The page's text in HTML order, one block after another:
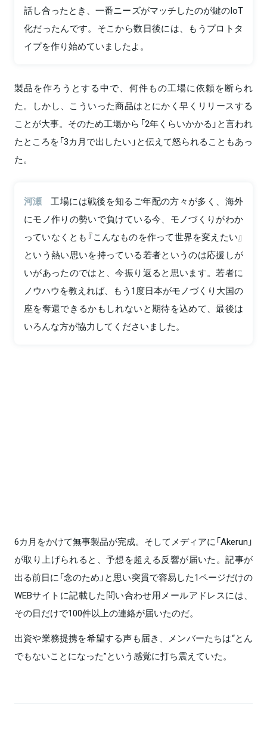
話し合ったとき、一番ニーズがマッチしたのが鍵のIoT
化だったんです。そこから数日後には、もうプロトタ
イプを作り始めていましたよ。
製品を作ろうとする中で、何件もの工場に依頼を断られ
た。しかし、こういった商品はとにかく早くリリースする
ことが大事。そのため工場から「2年くらいかかる」と言われ
たところを「3カ月で出したい」と伝えて怒られることもあっ
た。
河瀬
工場には戦後を知るご年配の方々が多く、海外
にモノ作りの勢いで負けている今、モノづくりがわか
っていなくとも『こんなものを作って世界を変えたい』
という熱い思いを持っている若者というのは応援しが
いがあったのではと、今振り返ると思います。若者に
ノウハウを教えれば、もう1度日本がモノづくり大国の
座を奪還できるかもしれないと期待を込めて、最後は
いろんな方が協力してくださいました。
6カ月をかけて無事製品が完成。そしてメディアに「Akerun」
が取り上げられると、予想を超える反響が届いた。記事が
出る前日に「念のため」と思い突貫で容易した1ページだけの
WEBサイトに記載した問い合わせ用メールアドレスには、
その日だけで100件以上の連絡が届いたのだ。
出資や業務提携を希望する声も届き、メンバーたちは“とん
でもないことになった”という感覚に打ち震えていた。